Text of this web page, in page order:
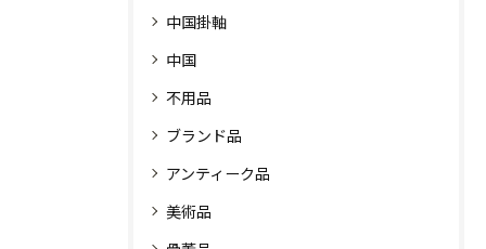
中国掛軸
中国
不用品
ブランド品
アンティーク品
美術品